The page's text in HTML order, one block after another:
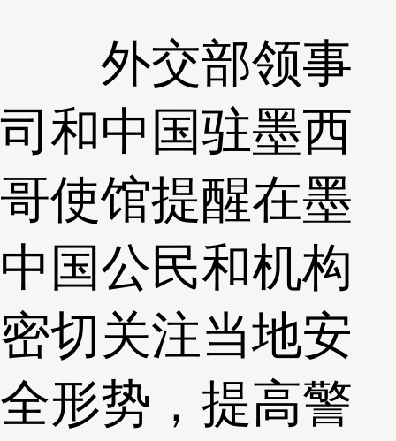
外交部领事
司和中国驻墨西
哥使馆提醒在墨
中国公民和机构
密切关注当地安
全形势，提高警